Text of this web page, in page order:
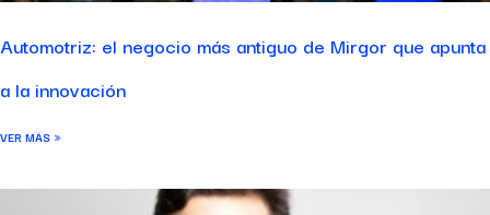
Automotriz: el negocio más antiguo de Mirgor que apunta
a la innovación
VER MÁS »